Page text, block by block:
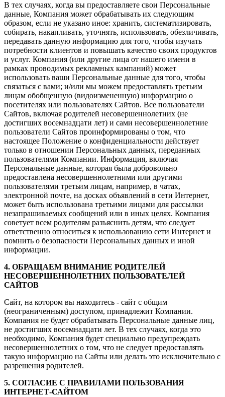
В тех случаях, когда вы предоставляете свои Персональные
данные, Компания может обрабатывать их следующим
образом, если не указано иное: хранить, систематизировать,
собирать, накапливать, уточнять, использовать, обезличивать,
передавать данную информацию для того, чтобы изучать
потребности клиентов и повышать качество своих продуктов
и услуг. Компания (или другие лица от нашего имени в
рамках проводимых рекламных кампаний) может
использовать ваши Персональные данные для того, чтобы
связаться с вами; и/или мы можем предоставлять третьим
лицам обобщенную (видоизмененную) информацию о
посетителях или пользователях Сайтов. Все пользователи
Сайтов, включая родителей несовершеннолетних (не
достигших восемнадцати лет) и сами несовершеннолетние
пользователи Сайтов проинформированы о том, что
настоящее Положение о конфиденциальности действует
только в отношении Персональных данных, переданных
пользователями Компании. Информация, включая
Персональные данные, которая была добровольно
предоставлена несовершеннолетними или другими
пользователями третьим лицам, например, в чатах,
электронной почте, на досках объявлений в сети Интернет,
может быть использована третьими лицами для рассылки
незапрашиваемых сообщений или в иных целях. Компания
советует всем родителям разъяснить детям, что следует
ответственно относиться к использованию сети Интернет и
помнить о безопасности Персональных данных и иной
информации.
4. ОБРАЩАЕМ ВНИМАНИЕ РОДИТЕЛЕЙ
НЕСОВЕРШЕННОЛЕТНИХ ПОЛЬЗОВАТЕЛЕЙ
САЙТОВ
Сайт, на котором вы находитесь - сайт с общим
(неограниченным) доступом, принадлежит Компании.
Компания не будет обрабатывать Персональные данные лиц,
не достигших восемнадцати лет. В тех случаях, когда это
необходимо, Компания будет специально предупреждать
несовершеннолетних о том, что не следует предоставлять
такую информацию на Сайты или делать это исключительно с
разрешения родителей.
5. СОГЛАСИЕ С ПРАВИЛАМИ ПОЛЬЗОВАНИЯ
ИНТЕРНЕТ-САЙТОМ